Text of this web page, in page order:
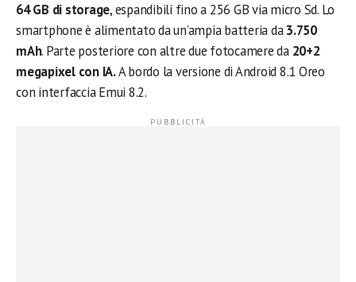
64 GB di storage, espandibili fino a 256 GB via micro Sd. Lo
smartphone è alimentato da un’ampia batteria da3.750
mAh. Parte posteriore con altre due fotocamere da 20+2
megapixel con IA.A bordo la versione di Android 8.1 Oreo
con interfaccia Emui 8.2.